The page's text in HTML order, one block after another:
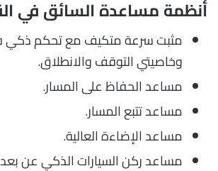
أنظمة مساعدة السائق في
مثبت سرعة متكيف مع تحكم ذكي
وخاصيتي التوقف والانطلاق.
مساعد الحفاظ على المسار.
مساعد تتبع المسار.
مساعد الإضاءة العالية.
مساعد ركن السيارات الذكي عن